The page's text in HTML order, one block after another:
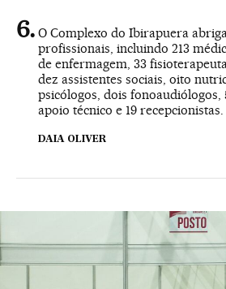
O Complexo do Ibirapuera
profissionais, incluindo 213
de enfermagem, 33
dez assistentes sociais, oito
psicólogos, dois fonoaudiólogos,
apoio técnico e 19 recepcionistas.
DAIA OLIVER